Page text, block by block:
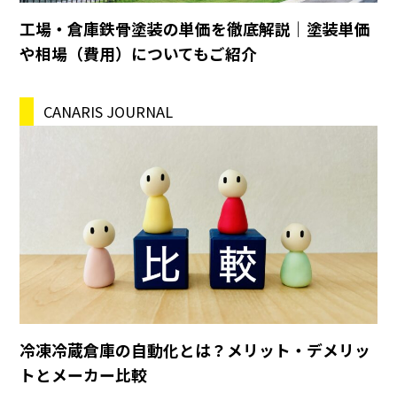
工場・倉庫鉄骨塗装の単価を徹底解説｜塗装単価
や相場（費用）についてもご紹介
CANARIS JOURNAL
冷凍冷蔵倉庫の自動化とは？メリット・デメリッ
トとメーカー比較